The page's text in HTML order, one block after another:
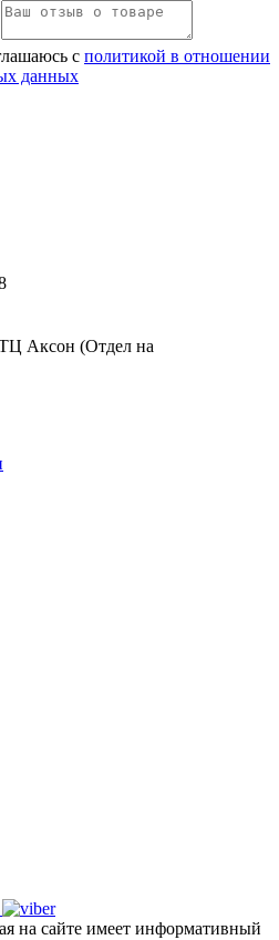
с политикой в отношении
данных
Аксон (Отдел на
на сайте имеет информативный